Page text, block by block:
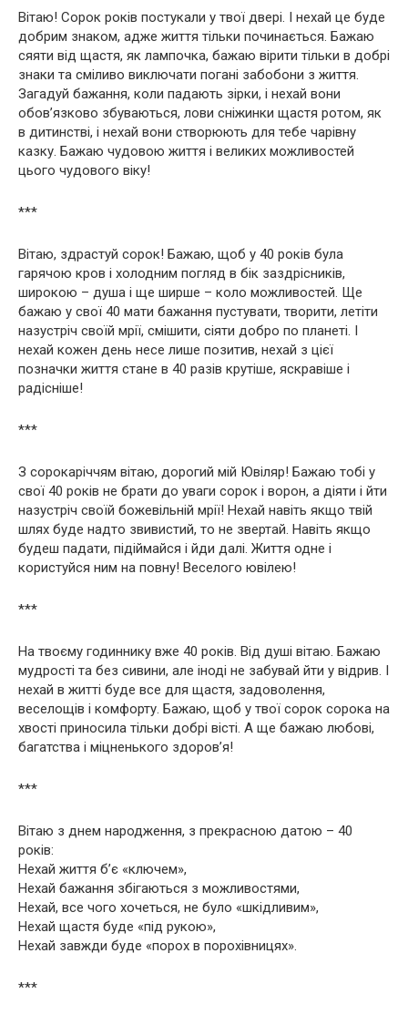
Вітаю! Сорок років постукали у твої двері. І нехай це буде
добрим знаком, адже життя тільки починається. Бажаю
сяяти від щастя, як лампочка, бажаю вірити тільки в добрі
знаки та сміливо виключати погані забобони з життя.
Загадуй бажання, коли падають зірки, і нехай вони
обов’язково збуваються, лови сніжинки щастя ротом, як
в дитинстві, і нехай вони створюють для тебе чарівну
казку. Бажаю чудовою життя і великих можливостей
цього чудового віку!
***
Вітаю, здрастуй сорок! Бажаю, щоб у 40 років була
гарячою кров і холодним погляд в бік заздрісників,
широкою – душа і ще ширше – коло можливостей. Ще
бажаю у свої 40 мати бажання пустувати, творити, летіти
назустріч своїй мрії, смішити, сіяти добро по планеті. І
нехай кожен день несе лише позитив, нехай з цієї
позначки життя стане в 40 разів крутіше, яскравіше і
радісніше!
***
З сорокаріччям вітаю, дорогий мій Ювіляр! Бажаю тобі у
свої 40 років не брати до уваги сорок і ворон, а діяти і йти
назустріч своїй божевільній мрії! Нехай навіть якщо твій
шлях буде надто звивистий, то не звертай. Навіть якщо
будеш падати, підіймайся і йди далі. Життя одне і
користуйся ним на повну! Веселого ювілею!
***
На твоєму годиннику вже 40 років. Від душі вітаю. Бажаю
мудрості та без сивини, але іноді не забувай йти у відрив. І
нехай в житті буде все для щастя, задоволення,
веселощів і комфорту. Бажаю, щоб у твої сорок сорока на
хвості приносила тільки добрі вісті. А ще бажаю любові,
багатства і міцненького здоров’я!
***
Вітаю з днем народження, з прекрасною датою – 40
років:
Нехай життя б’є «ключем»,
Нехай бажання збігаються з можливостями,
Нехай, все чого хочеться, не було «шкідливим»,
Нехай щастя буде «під рукою»,
Нехай завжди буде «порох в порохівницях».
***